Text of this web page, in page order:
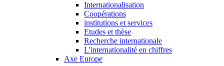
Internationalisation
Coopérations
institutions et services
Etudes et thèse
Recherche internationale
L'internationalité en chiffres
Axe Europe